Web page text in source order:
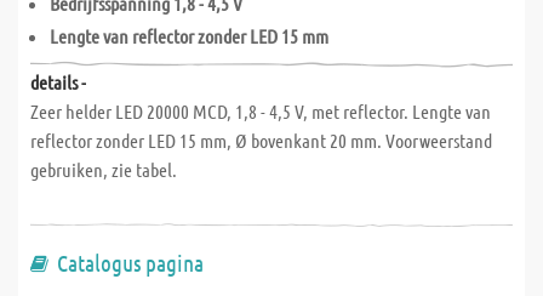
Lengte van reflector zonder LED 15 mm
details -
Zeer helder LED 20000 MCD, 1,8 - 4,5 V, met reflector. Lengte van
reflector zonder LED 15 mm, Ø bovenkant 20 mm. Voorweerstand
gebruiken, zie tabel.
Catalogus pagina